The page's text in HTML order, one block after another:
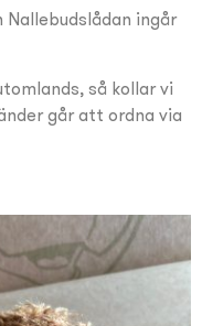
ingår
så kollar vi
går att ordna via